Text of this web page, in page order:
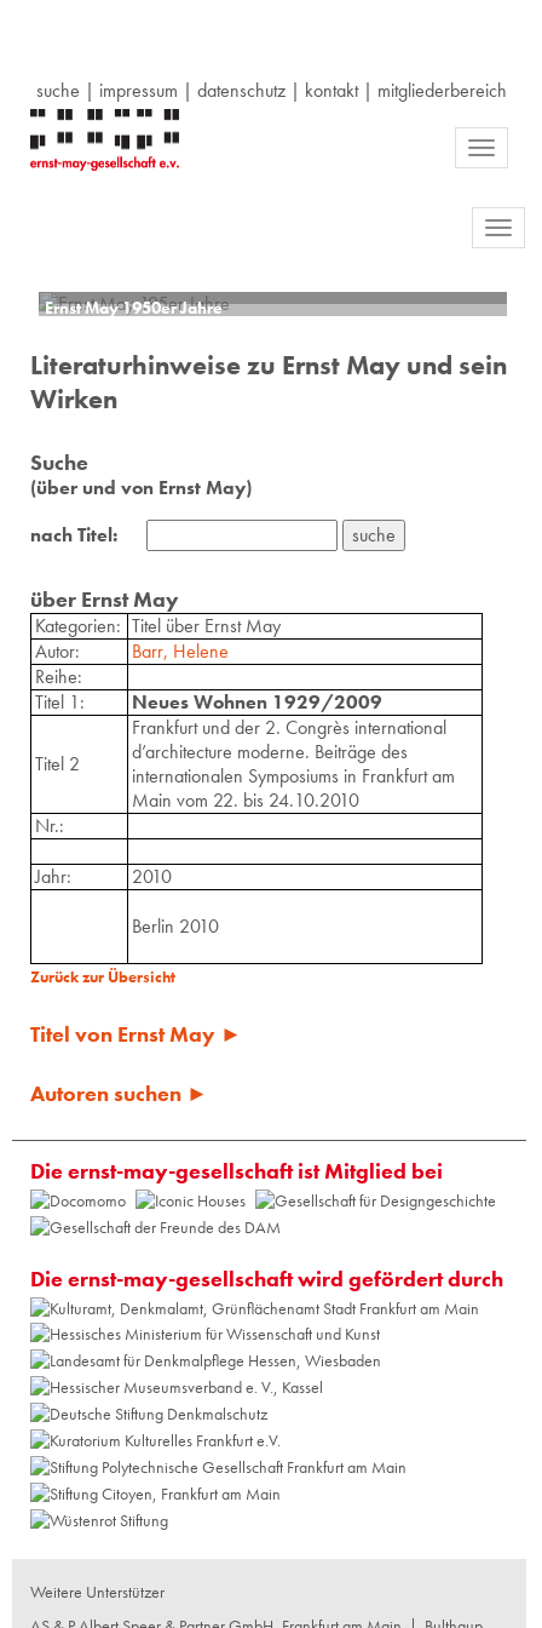
suche | impressum | datenschutz| kontakt| mitgliederbereich
Toggle
Ernst May 1950er Jahre
Literaturhinweise zu Ernst May und sein
Wirken
Suche
(über und von Ernst May)
nach Titel:
über Ernst May
Kategorien: Titel über Ernst May
Autor:
Barr, Helene
Reihe:
Titel 1:
Neues Wohnen 1929/2009
Titel 2
Frankfurt und der 2. Congrès international
d’architecture moderne. Beiträge des
internationalen Symposiums in Frankfurt am
Main vom 22. bis 24.10.2010
Nr.:
Jahr:
2010
Berlin 2010
Zurück zur Übersicht
Titel von Ernst May ►
Autoren suchen ►
Die ernst-may-gesellschaft ist Mitglied bei
Die ernst-may-gesellschaft wird gefördert durch
Weitere Unterstützer